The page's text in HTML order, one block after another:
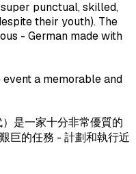
punctual, skilled,
their youth). The
- German made with
a memorable and
是一家十分非常優質的
巨的任務 - 計劃和執行近